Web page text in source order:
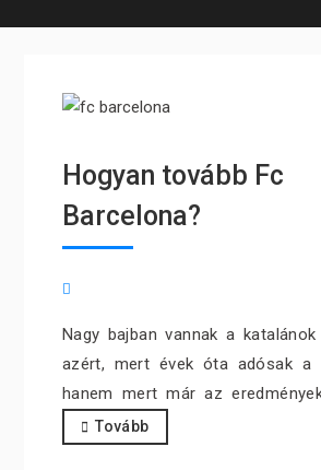
Hogyan tovább Fc
Barcelona?
Nagy bajban vannak a
azért, mert évek óta adósak a
hanem mert már az
Tovább